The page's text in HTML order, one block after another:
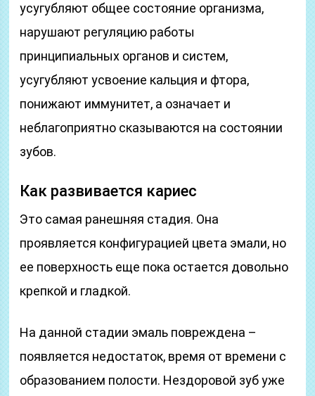
усугубляют общее состояние организма,
нарушают регуляцию работы
принципиальных органов и систем,
усугубляют усвоение кальция и фтора,
понижают иммунитет, а означает и
неблагоприятно сказываются на состоянии
зубов.
Как развивается кариес
Это самая ранешняя стадия. Она
проявляется конфигурацией цвета эмали, но
ее поверхность еще пока остается довольно
крепкой и гладкой.
На данной стадии эмаль повреждена –
появляется недостаток, время от времени с
образованием полости. Нездоровой зуб уже